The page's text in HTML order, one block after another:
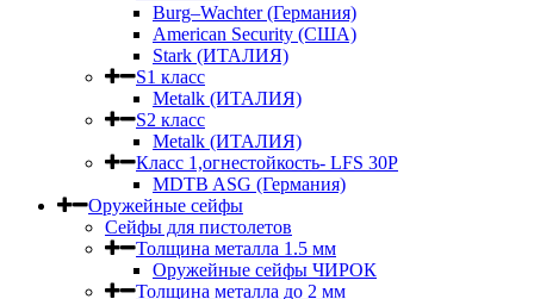
Burg–Wachter (Германия)
American Security (США)
Stark (ИТАЛИЯ)
S1 класс
Metalk (ИТАЛИЯ)
S2 класс
Metalk (ИТАЛИЯ)
Класс 1,огнестойкость- LFS 30P
MDTB ASG (Германия)
Оружейные сейфы
Сейфы для пистолетов
Толщина металла 1.5 мм
Оружейные сейфы ЧИРОК
Толщина металла до 2 мм